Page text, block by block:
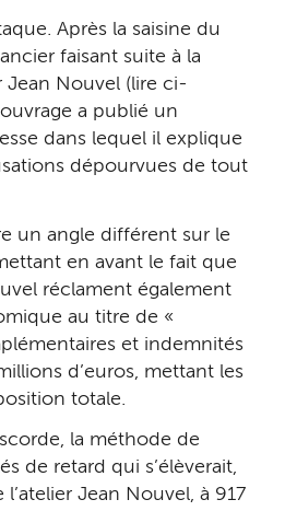
Après la saisine du
faisant suite à la
Jean Nouvel (lire ci-
a publié un
dans lequel il explique
dépourvues de tout
un angle différent sur le
en avant le fait que
réclament également
au titre de «
et indemnités
d’euros, mettant les
totale.
la méthode de
de retard qui s’élèverait,
Jean Nouvel, à 917